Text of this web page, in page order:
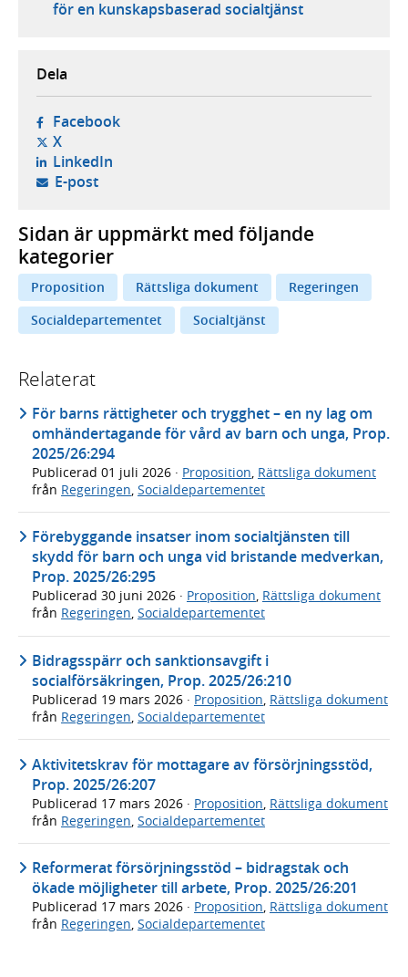
för en kunskapsbaserad socialtjänst
Dela
Facebook- öppnas i ny flik, extern webbplats,
X- öppnas i ny flik, extern webbplats,
LinkedIn- öppnas i ny flik, extern webbplats,
E-post- öppnar din e-postklient,
Sidan är uppmärkt med följande
kategorier
Proposition Rättsliga dokument
Regeringen
Socialdepartementet
Socialtjänst
Relaterat
För barns rättigheter och trygghet – en ny lag om
omhändertagande för vård av barn och unga, Prop.
2025/26:294
Publicerad 01 juli 2026 · Proposition Rättsliga dokument
från Regeringen Socialdepartementet
Förebyggande insatser inom socialtjänsten till
skydd för barn och unga vid bristande medverkan,
Prop. 2025/26:295
Publicerad 30 juni 2026 · Proposition, Rättsliga dokument
från Regeringen, Socialdepartementet
Bidragsspärr och sanktionsavgift i
socialförsäkringen, Prop. 2025/26:210
Publicerad 19 mars 2026 · Proposition, Rättsliga dokument
från Regeringen, Socialdepartementet
Aktivitetskrav för mottagare av försörjningsstöd,
Prop. 2025/26:207
Publicerad 17 mars 2026 · Proposition Rättsliga dokument
från Regeringen Socialdepartementet
Reformerat försörjningsstöd – bidragstak och
ökade möjligheter till arbete, Prop. 2025/26:201
Publicerad 17 mars 2026 · Proposition, Rättsliga dokument
från Regeringen, Socialdepartementet